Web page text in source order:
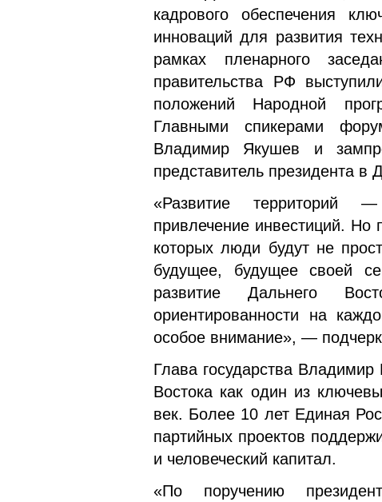
кадрового обеспечения
инноваций для развития
рамках пленарного
правительства РФ
положений Народной
Главными спикерами
Владимир Якушев и
представитель президента
«Развитие территорий —
привлечение инвестиций. Но
которых люди будут не
будущее, будущее своей
развитие Дальнего
ориентированности на
особое внимание», —
Глава государства
Востока как один из
век. Более 10 лет Единая
партийных проектов
и человеческий капитал.
«По поручению